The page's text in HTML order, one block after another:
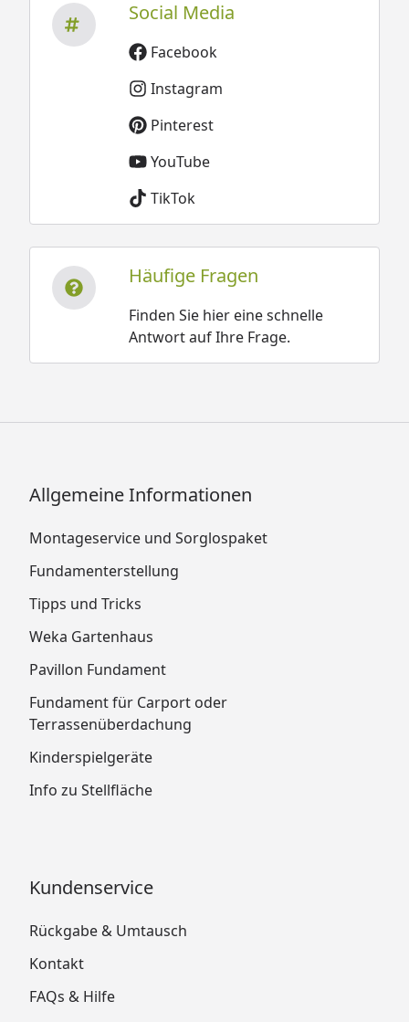
Social Media
Facebook
Instagram
Pinterest
YouTube
TikTok
Häufige Fragen
Finden Sie hier eine schnelle
Antwort auf Ihre Frage.
Allgemeine Informationen
Montageservice und Sorglospaket
Fundamenterstellung
Tipps und Tricks
Weka Gartenhaus
Pavillon Fundament
Fundament für Carport oder
Terrassenüberdachung
Kinderspielgeräte
Info zu Stellfläche
Kundenservice
Rückgabe & Umtausch
Kontakt
FAQs & Hilfe